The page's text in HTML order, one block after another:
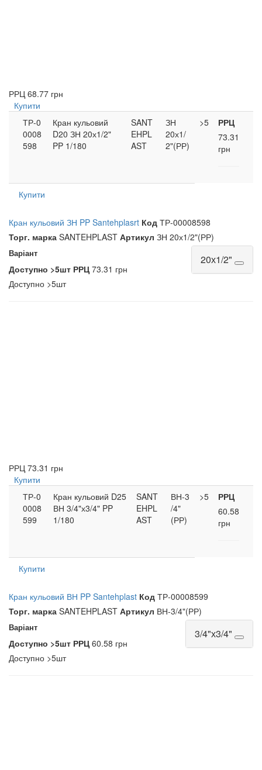
РРЦ 68.77 грн
Купити
ТР-0
0008
598
Кран кульовий
D20 ЗН 20х1/2"
PP 1/180
SANT
EHPL
AST
ЗН
20х1/
2"(РР)
>5
РРЦ
73.31
грн
Купити
Кран кульовий ЗН PP Santehplasrt Код ТР-00008598
Торг. марка SANTEHPLAST Артикул ЗН 20х1/2"(РР)
Варіант 20х1/2"
Доступно >5шт РРЦ73.31 грн
Доступно >5шт
РРЦ 73.31 грн
Купити
ТР-0
0008
599
Кран кульовий D25
ВН 3/4"х3/4" PP
1/180
SANT
EHPL
AST
ВН-3
/4"
(РР)
>5
РРЦ
60.58
грн
Купити
Кран кульовий ВН PP Santehplast Код ТР-00008599
Торг. марка SANTEHPLAST Артикул ВН-3/4"(РР)
Варіант 3/4"х3/4"
Доступно >5шт РРЦ60.58 грн
Доступно >5шт